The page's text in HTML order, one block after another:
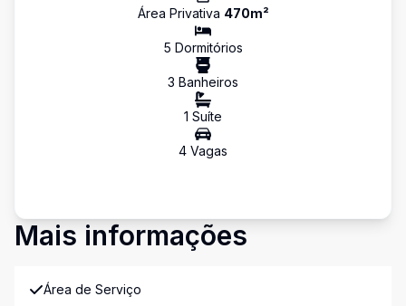
Área Privativa 470m²
5 Dormitórios
3 Banheiros
1 Suíte
4 Vagas
Mais informações
Área de Serviço